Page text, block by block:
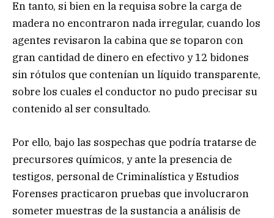
En tanto, si bien en la requisa sobre la carga de
madera no encontraron nada irregular, cuando los
agentes revisaron la cabina que se toparon con
gran cantidad de dinero en efectivo y 12 bidones
sin rótulos que contenían un líquido transparente,
sobre los cuales el conductor no pudo precisar su
contenido al ser consultado.
Por ello, bajo las sospechas que podría tratarse de
precursores químicos, y ante la presencia de
testigos, personal de Criminalística y Estudios
Forenses practicaron pruebas que involucraron
someter muestras de la sustancia a análisis de